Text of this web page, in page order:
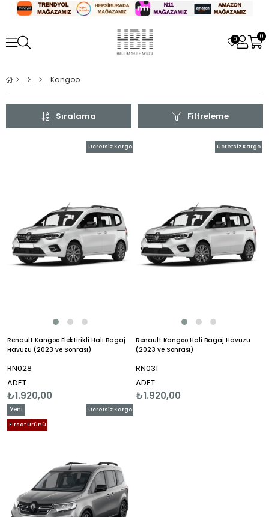
0 0
Kangoo
Filtreleme
Sıralama
Renault Kangoo Elektirikli Halı Bagaj
Havuzu (2023 ve Sonrası)
RN028
ADET
₺1.920,00
Ücretsiz Kargo
Renault Kangoo Hali Bagaj Havuzu
(2023 ve Sonrası)
RN031
ADET
₺1.920,00
Ücretsiz Kargo
Ücretsiz Kargo
Yeni
Ürün
Fırsat Ürünü